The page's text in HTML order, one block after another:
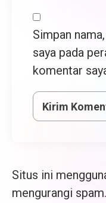
Simpan
saya pada
komentar
Situs ini
mengurangi spam.